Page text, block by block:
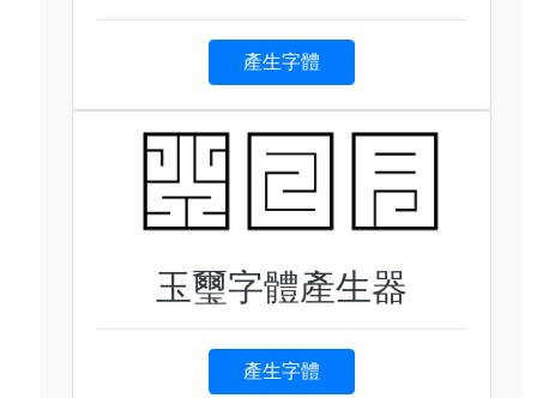
產生字體
玉璽字體產生器
產生字體